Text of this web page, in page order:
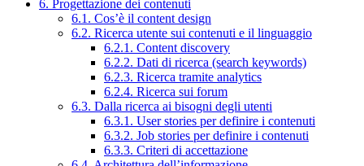
6. Progettazione dei contenuti
6.1. Cos’è il content design
6.2. Ricerca utente sui contenuti e il linguaggio
6.2.1. Content discovery
6.2.2. Dati di ricerca (search keywords)
6.2.3. Ricerca tramite analytics
6.2.4. Ricerca sui forum
6.3. Dalla ricerca ai bisogni degli utenti
6.3.1. User stories per definire i contenuti
6.3.2. Job stories per definire i contenuti
6.3.3. Criteri di accettazione